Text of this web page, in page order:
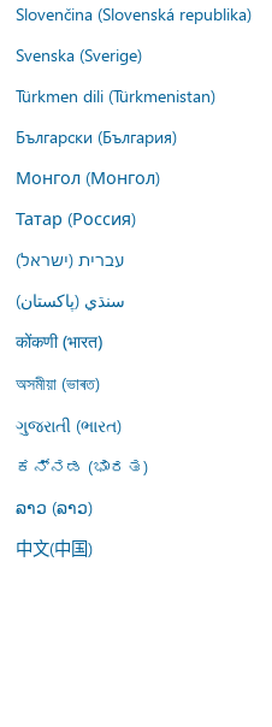
Slovenčina (Slovenská republika)
Svenska (Sverige)
Türkmen dili (Türkmenistan)
Български (България)
Монгол (Монгол)
Татар (Россия)
עברית (ישראל)
سنڌي (پاکستان)
कोंकणी (भारत)
অসমীয়া (ভাৰত)
ગુજરાતી (ભારત)
ಕನ್ನಡ (ಭಾರತ)
ລາວ (ລາວ)
中文(中国)